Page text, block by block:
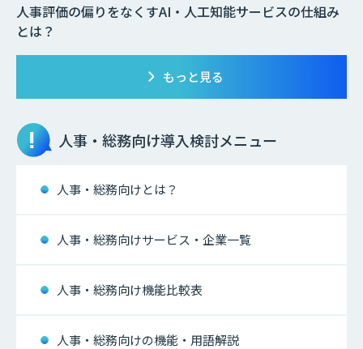
人事評価の偏りをなくすAI・人工知能サービスの仕組み
とは？
もっと見る
人事・総務向け導入検討メニュー
人事・総務向けとは？
人事・総務向けサービス・企業一覧
人事・総務向け機能比較表
人事・総務向けの機能・用語解説